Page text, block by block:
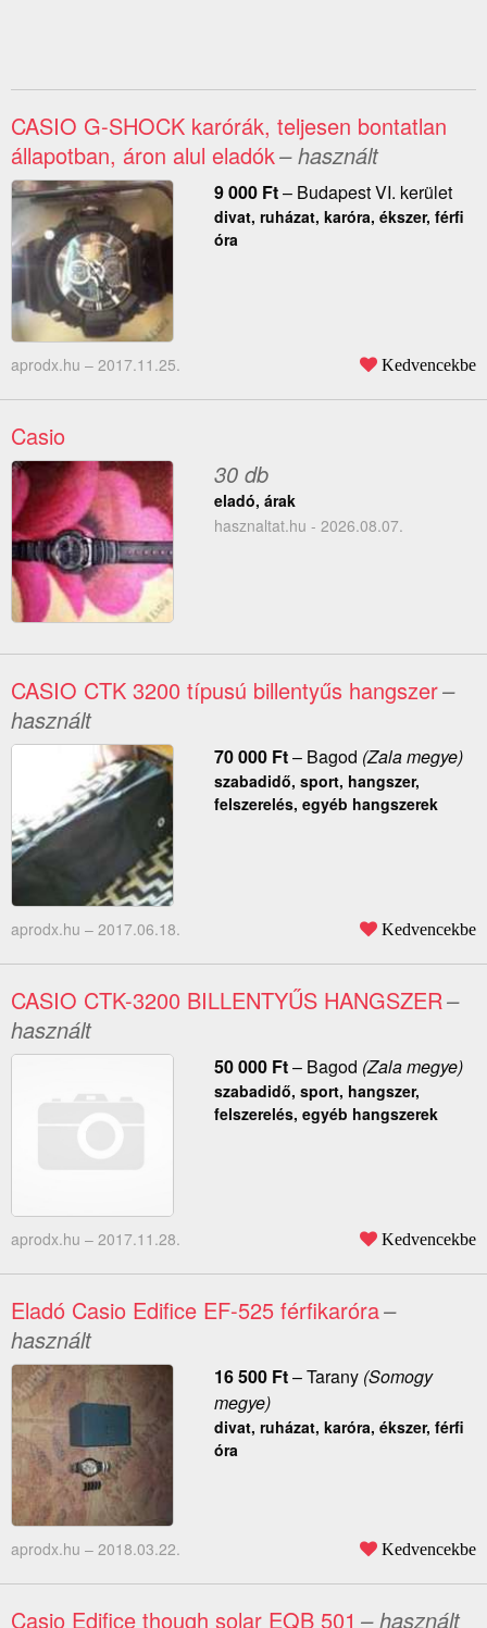
CASIO G-SHOCK karórák, teljesen bontatlan
állapotban, áron alul eladók– használt
9 000 Ft– Budapest VI. kerület
divat, ruházat, karóra, ékszer, férfi
óra
aprodx.hu – 2017.11.25. Kedvencekbe
Casio
30 db
eladó, árak
hasznaltat.hu - 2026.08.07.
CASIO CTK 3200 típusú billentyűs hangszer–
használt
70 000 Ft– Bagod (Zala megye)
szabadidő, sport, hangszer,
felszerelés, egyéb hangszerek
aprodx.hu – 2017.06.18. Kedvencekbe
CASIO CTK-3200 BILLENTYŰS HANGSZER–
használt
50 000 Ft– Bagod (Zala megye)
szabadidő, sport, hangszer,
felszerelés, egyéb hangszerek
aprodx.hu – 2017.11.28. Kedvencekbe
Eladó Casio Edifice EF-525 férfikaróra–
használt
16 500 Ft–Tarany(Somogy
megye)
divat, ruházat, karóra, ékszer, férfi
óra
aprodx.hu – 2018.03.22. Kedvencekbe
Casio Edifice though solar EQB 501 – használt